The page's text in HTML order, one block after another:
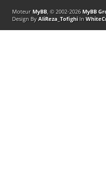
Moteur MyBB, © 2002-2026 MyBB
Design By AliReza_TofighiIn